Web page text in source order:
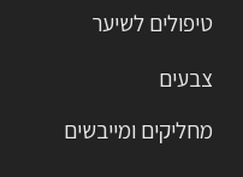
טיפולים לשיער
צבעים
מחליקים ומייבשים